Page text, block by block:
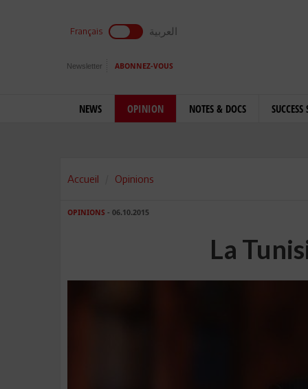
Français العربية
Newsletter ABONNEZ-VOUS
NEWS OPINION NOTES & DOCS SUCCESS
Accueil Opinions
OPINIONS - 06.10.2015
La